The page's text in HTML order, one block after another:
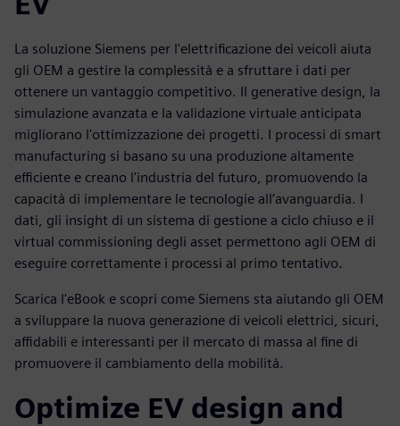
La soluzione Siemens per l'elettrificazione dei veicoli aiuta
gli OEM a gestire la complessità e a sfruttare i dati per
ottenere un vantaggio competitivo. Il generative design, la
simulazione avanzata e la validazione virtuale anticipata
migliorano l'ottimizzazione dei progetti. I processi di smart
manufacturing si basano su una produzione altamente
efficiente e creano l'industria del futuro, promuovendo la
capacità di implementare le tecnologie all’avanguardia. I
dati, gli insight di un sistema di gestione a ciclo chiuso e il
virtual commissioning degli asset permettono agli OEM di
eseguire correttamente i processi al primo tentativo.
Scarica l'eBook e scopri come Siemens sta aiutando gli OEM
a sviluppare la nuova generazione di veicoli elettrici, sicuri,
affidabili e interessanti per il mercato di massa al fine di
promuovere il cambiamento della mobilità.
Optimize EV design and